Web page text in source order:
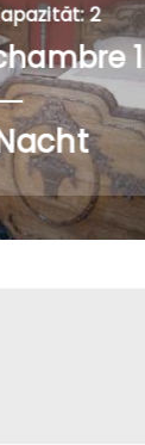
2
1